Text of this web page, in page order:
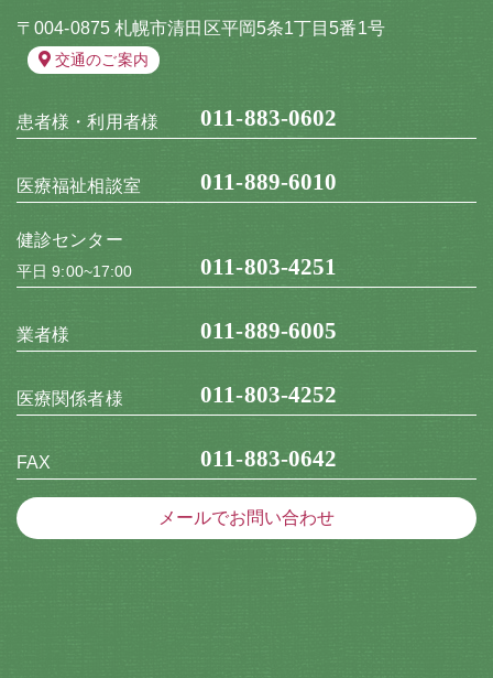
〒004-0875 札幌市清田区平岡5条1丁目5番1号
交通のご案内
患者様・利用者様 011-883-0602
医療福祉相談室 011-889-6010
健診センター
平日 9:00~17:00 011-803-4251
業者様 011-889-6005
医療関係者様 011-803-4252
FAX 011-883-0642
メールでお問い合わせ